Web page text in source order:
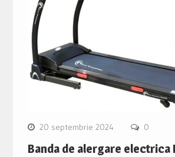
20 septembrie 2024 0
Banda de alergare electrica